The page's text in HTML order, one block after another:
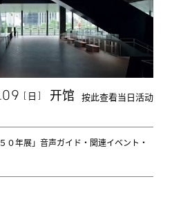
[ 日 ] 开馆 按此查看当日活动
０年展」音声ガイド・関連イベント・